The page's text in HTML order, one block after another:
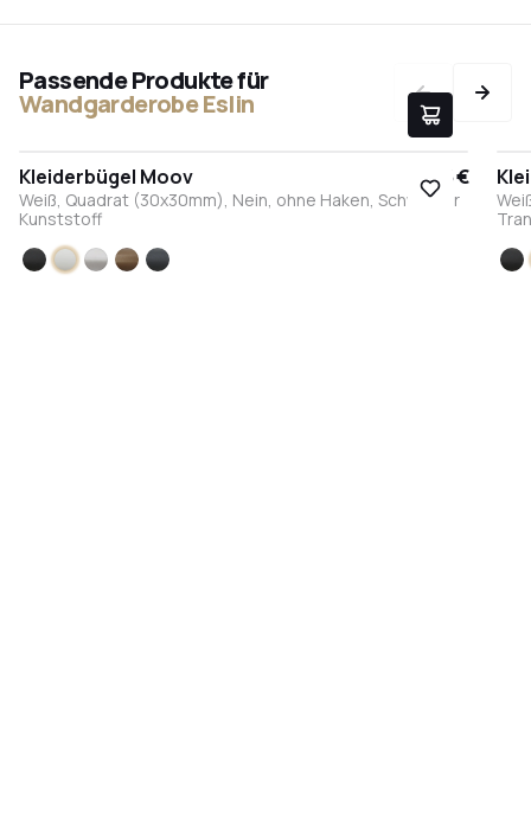
Passende Produkte für
Wandgarderobe Eslin
Kleiderbügel Moov 17,95 €
Weiß, Quadrat (30x30mm), Nein, ohne Haken, Schwarzer
Kunststoff
Schwarz
WeißEdelstahl
BronzeAnthrazit